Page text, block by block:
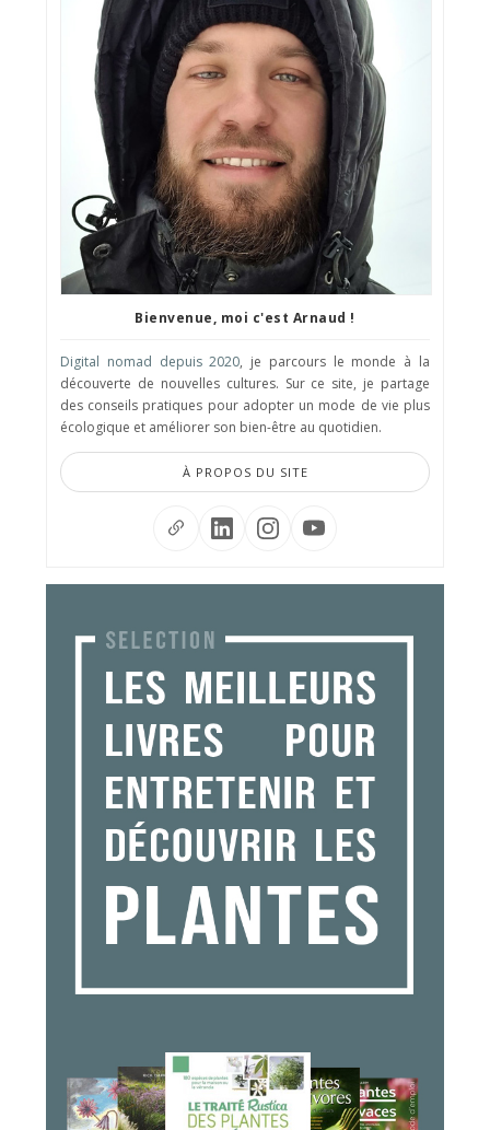
Bienvenue, moi c'est Arnaud !
Digital nomad depuis 2020, je parcours le monde à la
découverte de nouvelles cultures. Sur ce site, je partage
des conseils pratiques pour adopter un mode de vie plus
écologique et améliorer son bien-être au quotidien.
À PROPOS DU SITE